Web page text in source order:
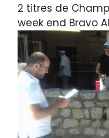
2 titres de
week end Bravo